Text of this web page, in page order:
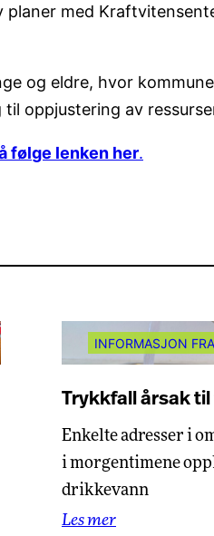
med
og eldre, hvor
oppjustering av
følge lenken her.
INFORMASJON
Trykkfall årsak
Enkelte adresser i
i morgentimene
drikkevann
Les mer